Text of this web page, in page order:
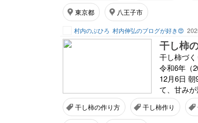
東京都 八王子市
村内のぶひろ 村内伸弘のブログが好き😍
干し柿づ
令和6年（
12月6日
て、甘み
干し柿の作り方 干し柿作り